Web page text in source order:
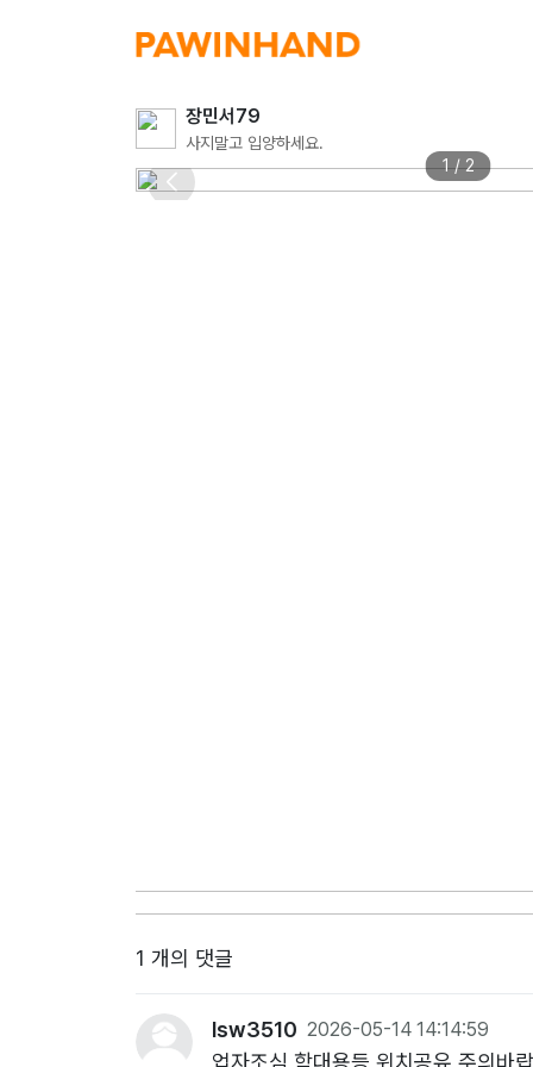
장민서79
사지말고 입양하세요.
1 / 2
1 개의 댓글
lsw3510 2026-05-14 14:14:59
업자조심 학대용등 위치공유 주의바